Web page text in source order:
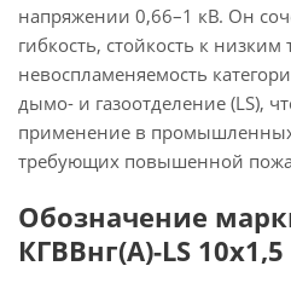
напряжении 0,66–1 кВ. Он
гибкость, стойкость к низким
невоспламеняемость
дымо- и газоотделение (LS),
применение в промышленных
требующих повышенной
Обозначение
КГВВнг(А)-LS 10х1,5